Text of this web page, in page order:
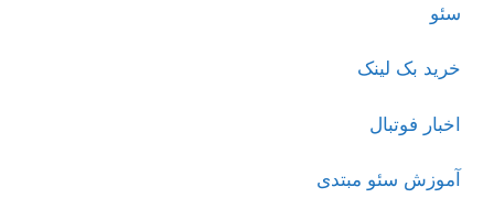
سئو
خرید بک لینک
اخبار فوتبال
آموزش سئو مبتدی